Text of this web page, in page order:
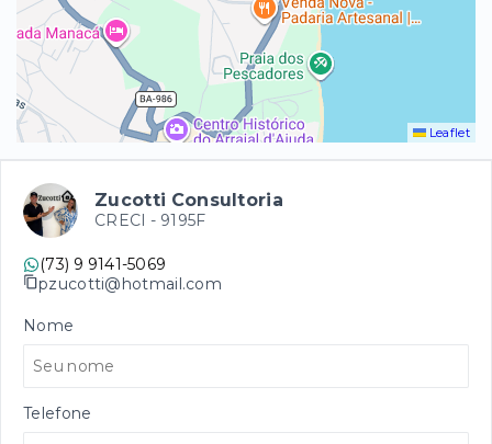
Leaflet
Zucotti Consultoria
CRECI - 9195F
(73) 9 9141-5069
pzucotti@hotmail.com
Nome
Telefone